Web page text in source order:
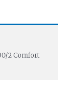
2 Comfort